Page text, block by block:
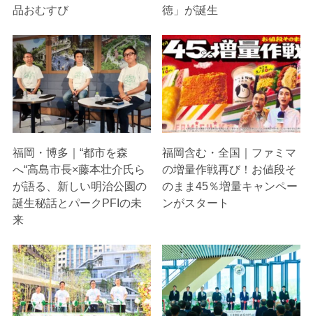
品おむすび
徳」が誕生
福岡・博多｜“都市を森
へ“高島市長×藤本壮介氏ら
が語る、新しい明治公園の
誕生秘話とパークPFIの未
来
福岡含む・全国｜ファミマ
の増量作戦再び！お値段そ
のまま45％増量キャンペー
ンがスタート